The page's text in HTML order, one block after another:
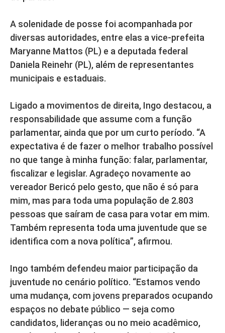
A solenidade de posse foi acompanhada por
diversas autoridades, entre elas a vice-prefeita
Maryanne Mattos (PL) e a deputada federal
Daniela Reinehr (PL), além de representantes
municipais e estaduais.
Ligado a movimentos de direita, Ingo destacou, a
responsabilidade que assume com a função
parlamentar, ainda que por um curto período. “A
expectativa é de fazer o melhor trabalho possível
no que tange à minha função: falar, parlamentar,
fiscalizar e legislar. Agradeço novamente ao
vereador Bericó pelo gesto, que não é só para
mim, mas para toda uma população de 2.803
pessoas que saíram de casa para votar em mim.
Também representa toda uma juventude que se
identifica com a nova política”, afirmou.
Ingo também defendeu maior participação da
juventude no cenário político. “Estamos vendo
uma mudança, com jovens preparados ocupando
espaços no debate público — seja como
candidatos, lideranças ou no meio acadêmico,